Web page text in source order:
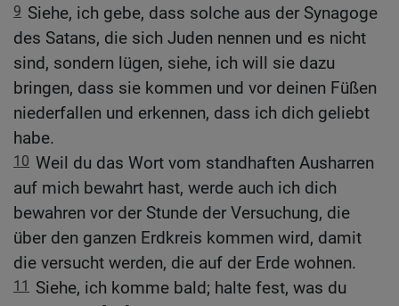
9 Siehe, ich gebe, dass solche aus der Synagoge
des Satans, die sich Juden nennen und es nicht
sind, sondern lügen, siehe, ich will sie dazu
bringen, dass sie kommen und vor deinen Füßen
niederfallen und erkennen, dass ich dich geliebt
habe.
10 Weil du das Wort vom standhaften Ausharren
auf mich bewahrt hast, werde auch ich dich
bewahren vor der Stunde der Versuchung, die
über den ganzen Erdkreis kommen wird, damit
die versucht werden, die auf der Erde wohnen.
11
Siehe, ich komme bald; halte fest, was du